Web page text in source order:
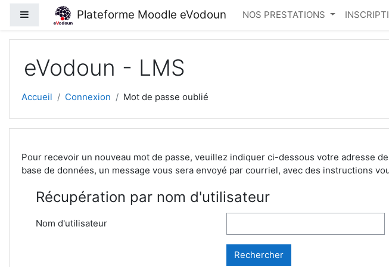
Passer au contenu principal
Panneau latéralPlateforme Moodle eVodoun NOS PRESTATIONS
eVodoun - LMS
Accueil Connexion Mot de passe oublié
Pour recevoir un nouveau mot de passe, veuillez indiquer ci-dessous votre adresse
base de données, un message vous sera envoyé par courriel, avec des instructions
Récupération par nom d'utilisateur
Nom d'utilisateur